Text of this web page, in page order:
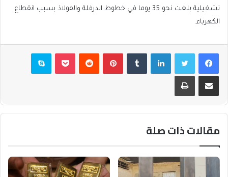
تشغيلية بلغت نحو 35 يوما في خطوط الدرفلة والفولاذ بسبب انقطاع
الكهرباء.
فيسبوكتويتر لينكدإن بينتيريست بوكيت سكايب
مشاركة عبر البريد طباعة
مقالات ذات صلة